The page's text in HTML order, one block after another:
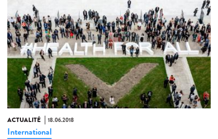
ACTUALITÉ 18.06.2018
International